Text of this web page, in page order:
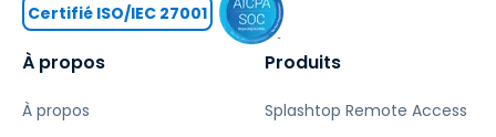
À propos
À propos
Produits
Splashtop Remote Access
Certifié ISO/IEC 27001